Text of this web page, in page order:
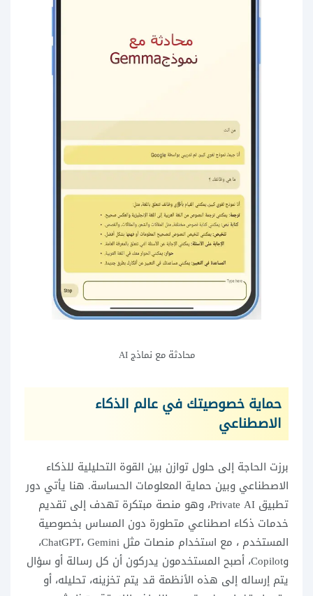
محادثة مع نماذج AI
حماية خصوصيتك في عالم الذكاء
الاصطناعي
برزت الحاجة إلى حلول توازن بين القوة التحليلية للذكاء
الاصطناعي وبين حماية المعلومات الحساسة. هنا يأتي دور
تطبيق Private AI، وهو منصة مبتكرة تهدف إلى تقديم
خدمات ذكاء اصطناعي متطورة دون المساس بخصوصية
المستخدم ، مع استخدام منصات مثل ChatGPT، Gemini،
وCopilot، أصبح المستخدمون يدركون أن كل رسالة أو سؤال
يتم إرساله إلى هذه الأنظمة قد يتم تخزينه، تحليله، أو